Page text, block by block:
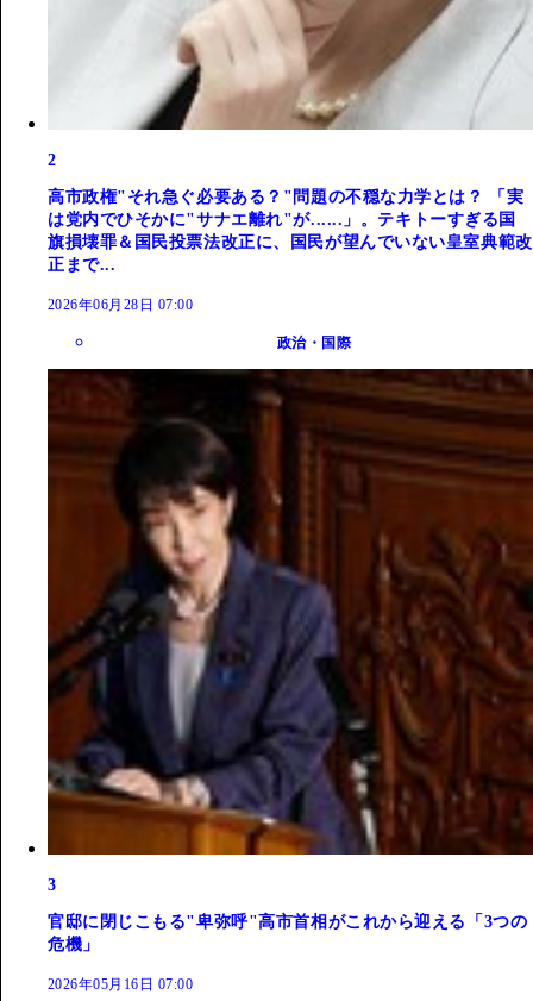
2
高市政権"それ急ぐ必要ある？"問題の不穏な力学とは？ 「実
は党内でひそかに"サナエ離れ"が......」。テキトーすぎる国
旗損壊罪＆国民投票法改正に、国民が望んでいない皇室典範改
正まで...
2026年06月28日 07:00
政治・国際
3
官邸に閉じこもる"卑弥呼"高市首相がこれから迎える「3つの
危機」
2026年05月16日 07:00